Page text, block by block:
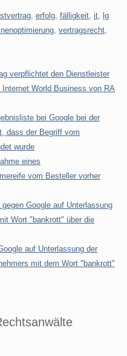
erfolg fälligkeit it
lg
vertragsrecht
verpflichtet den Dienstleister
World Business von RA
bei Google bei der
dass der Begriff vom
wurde
eines
vom Besteller vorher
Google auf Unterlassung
Wort "bankrott" über die
auf Unterlassung der
mit dem Wort "bankrott"